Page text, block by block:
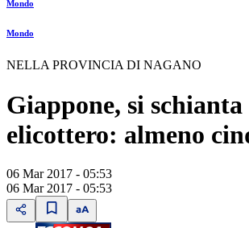
Mondo
Mondo
NELLA PROVINCIA DI NAGANO
Giappone, si schianta
elicottero: almeno
06 Mar 2017 - 05:53
06 Mar 2017 - 05:53